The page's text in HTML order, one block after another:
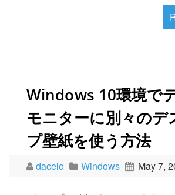
Windows 10環境で
モニターに別々のデ
プ壁紙を使う方法
dacelo Windows May 7,